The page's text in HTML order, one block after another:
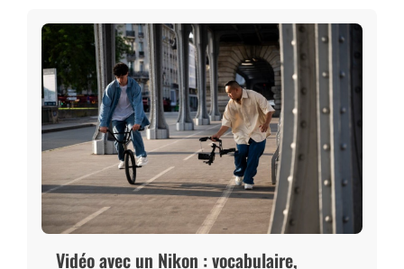
Vidéo avec un Nikon : vocabulaire,